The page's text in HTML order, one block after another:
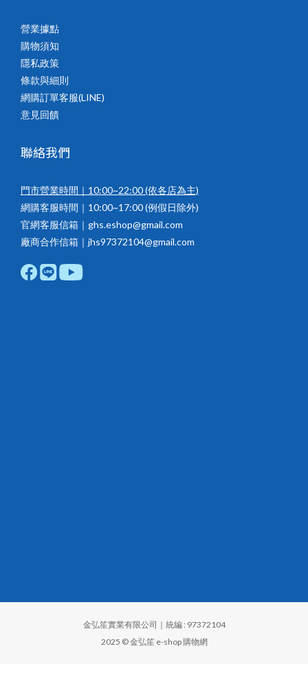
營業據點
購物須知
隱私政策
條款與細則
網購訂單客服(LINE)
意見回饋
聯絡我們
門市營業時間｜10:00~22:00(依各店為主)
網購客服時間｜10:00~17:00 (例假日除外)
官網客服信箱｜ghs.eshop@gmail.com
廠商合作信箱｜jhs97372104@gmail.com
金弘笙實業有限公司｜統編 : 97372104
2025 © 金弘笙 e-shop 購物網